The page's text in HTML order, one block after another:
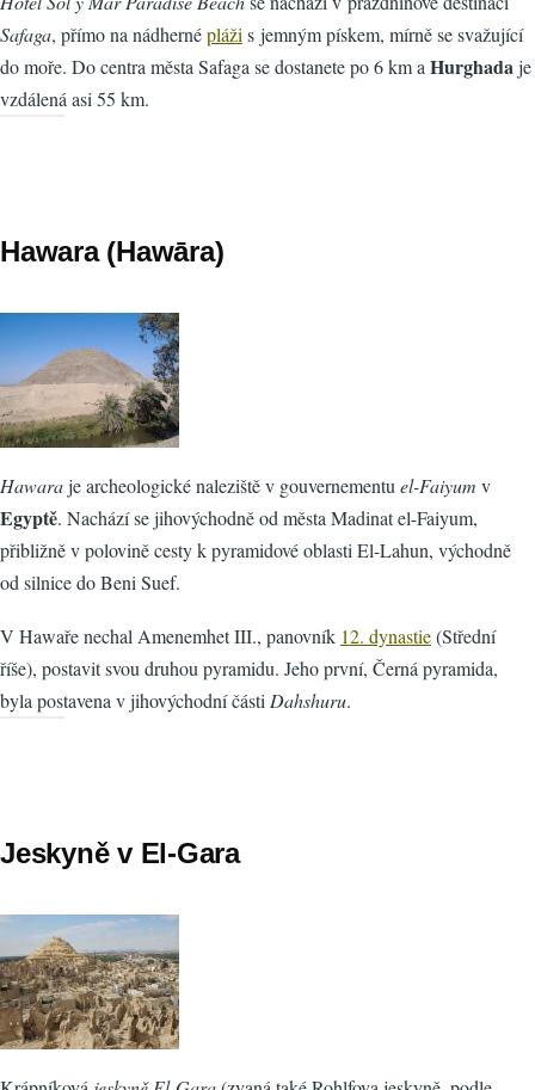
Safaga, přímo na nádhernéplážis jemným pískem, mírně se svažující
do moře. Do centra města Safaga se dostanete po 6 km aHurghadaje
vzdálená asi 55 km.
Hawara (Hawāra)
Hawaraje archeologické naleziště v gouvernementu el-Faiyum v
Egyptě. Nachází se jihovýchodně od města Madinat el-Faiyum,
přibližně v polovině cesty k pyramidové oblasti El-Lahun, východně
od silnice do Beni Suef.
V Hawaře nechal Amenemhet III., panovník 12. dynastie(Střední
říše), postavit svou druhou pyramidu. Jeho první, Černá pyramida,
byla postavena v jihovýchodní části Dahshuru.
Jeskyně v El-Gara